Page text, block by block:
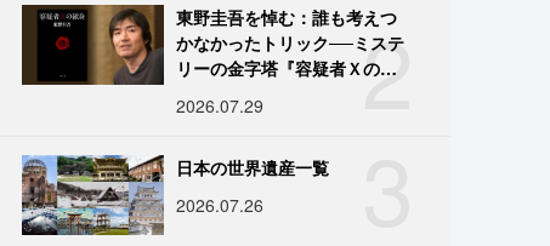
2
東野圭吾を悼む：誰も考えつ
かなかったトリック──ミステ
リーの金字塔『容疑者Ｘの献
2026.07.29
日本の世界遺産一覧
2026.07.26